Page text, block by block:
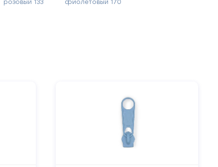
розовый 133 фиолетовый 170